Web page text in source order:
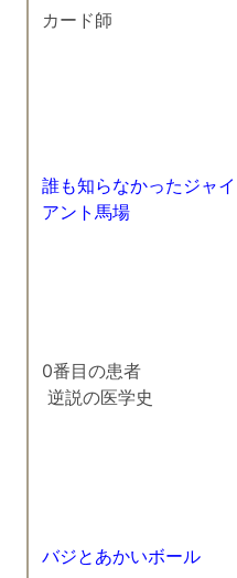
カード師
誰も知らなかったジャイ
アント馬場
0番目の患者
逆説の医学史
バジとあかいボール